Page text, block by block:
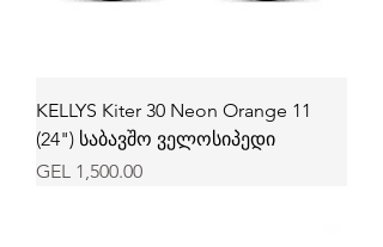
KELLYS Kiter 30 Neon Orange 11
(24") საბავშო ველოსიპედი
Price
GEL 1,500.00